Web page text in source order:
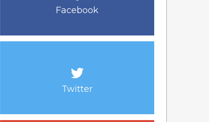
Facebook
Twitter